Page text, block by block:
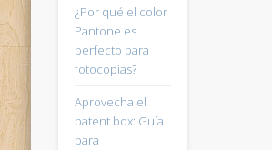
¿Por qué el color
Pantone es
perfecto para
fotocopias?
Aprovecha el
patent box: Guía
para